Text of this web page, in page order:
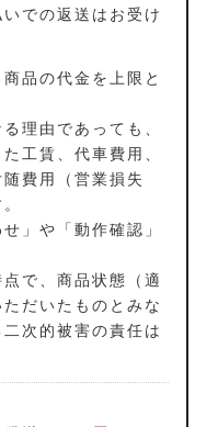
での返送はお受け
品の代金を上限と
理由であっても、
工賃、代車費用、
費用（営業損失
」や「動作確認」
で、商品状態（適
だいたものとみな
次的被害の責任は